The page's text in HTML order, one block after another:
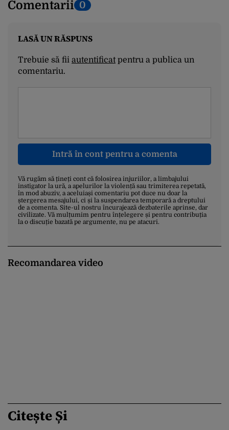
Comentarii 0
LASĂ UN RĂSPUNS
Trebuie să fii autentificatpentru a publica un
comentariu.
Intră în cont pentru a comenta
Vă rugăm să țineți cont că folosirea injuriilor, a limbajului
instigator la ură, a apelurilor la violență sau trimiterea repetată,
în mod abuziv, a aceluiași comentariu pot duce nu doar la
ștergerea mesajului, ci și la suspendarea temporară a dreptului
de a comenta. Site-ul nostru încurajează dezbaterile aprinse, dar
civilizate. Vă mulțumim pentru înțelegere și pentru contribuția
la o discuție bazată pe argumente, nu pe atacuri.
Recomandarea video
Citește Și